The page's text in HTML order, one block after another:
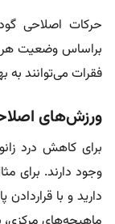
حرکات اصلاحی
براساس وضعیت هر
فقرات می‌توانند
ورزش‌های
برای کاهش درد
وجود دارند. برای
دارید و با